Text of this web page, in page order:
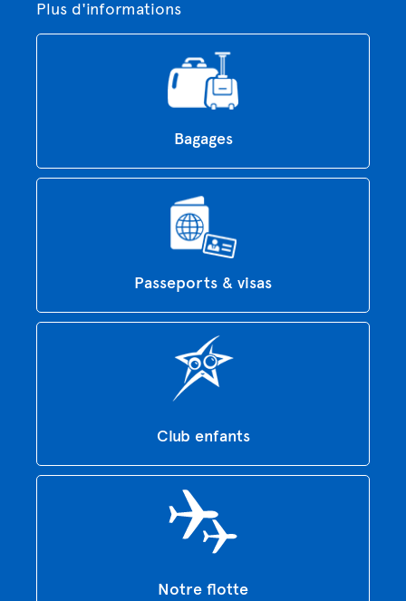
Plus d'informations
Bagages
Passeports & visas
Club enfants
Notre flotte